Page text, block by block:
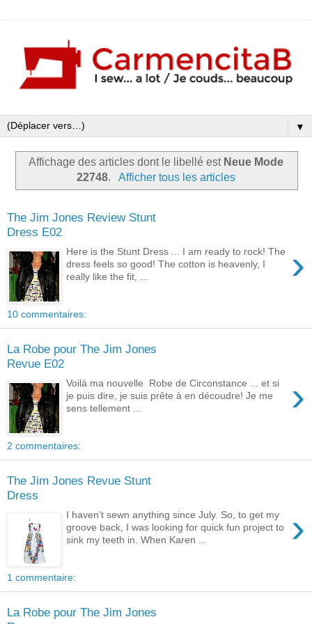
▼
Affichage des articles dont le libellé est Neue Mode
22748. Afficher tous les articles
The Jim Jones Review Stunt
Dress E02
›
Here is the Stunt Dress ... I am ready to rock! The
dress feels so good! The cotton is heavenly, I
really like the fit, ...
10 commentaires:
La Robe pour The Jim Jones
Revue E02
›
Voilà ma nouvelle Robe de Circonstance ... et si
je puis dire, je suis prête à en découdre! Je me
sens tellement ...
2 commentaires:
The Jim Jones Revue Stunt
Dress
›
I haven't sewn anything since July. So, to get my
groove back, I was looking for quick fun project to
sink my teeth in. When Karen ...
1 commentaire:
La Robe pour The Jim Jones